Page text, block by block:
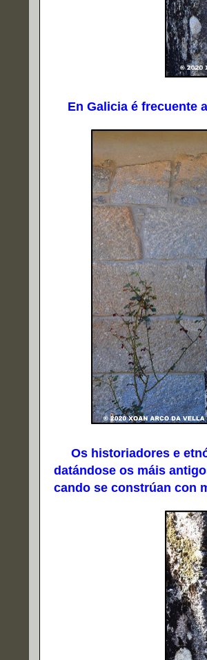
En Galicia é frecuente
Os historiadores e
datándose os máis
cando se constrúan con